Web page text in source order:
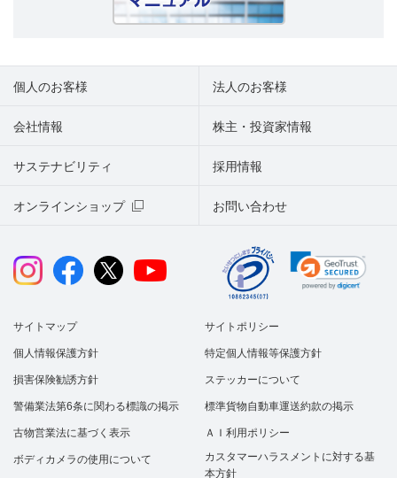
個人のお客様 法人のお客様
会社情報 株主・投資家情報
サステナビリティ
オンラインショップ お問い合わせ
採用情報
サイトマップ サイトポリシー
個人情報保護方針 特定個人情報等保護方針
損害保険勧誘方針 ステッカーについて
警備業法第6条に関わる標識の掲示 標準貨物自動車運送約款の掲示
古物営業法に基づく表示 ＡＩ利用ポリシー
ボディカメラの使用について
カスタマーハラスメントに対する基
本方針